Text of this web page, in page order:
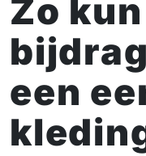
Zo
een